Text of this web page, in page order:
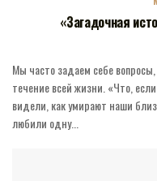
«Загадочная
Мы часто задаем себе
течение всей жизни. «Что,
видели, как умирают наши
любили одну...